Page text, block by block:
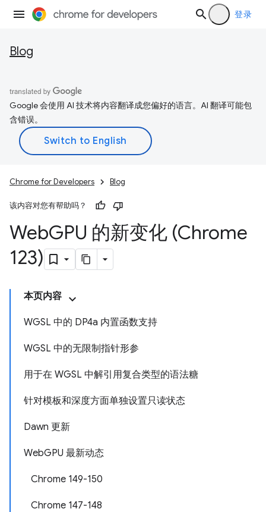
登录
Blog
Google 会使用 AI 技术将内容翻译成您偏好的语言。AI 翻译可能包
含错误。
Chrome for Developers Blog
该内容对您有帮助吗？
WebGPU 的新变化 (Chrome
123)
本页内容
WGSL 中的 DP4a 内置函数支持
WGSL 中的无限制指针形参
用于在 WGSL 中解引用复合类型的语法糖
针对模板和深度方面单独设置只读状态
Dawn 更新
WebGPU 最新动态
Chrome 149-150
Chrome 147-148